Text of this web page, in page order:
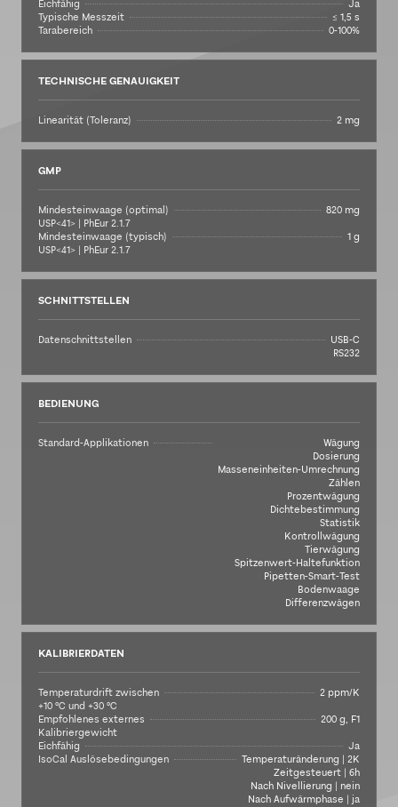
Eichfähig
Ja
Typische Messzeit
≤ 1,5 s
Tarabereich
0-100%
TECHNISCHE GENAUIGKEIT
Linearität (Toleranz) 2 mg
GMP
Mindesteinwaage (optimal)
USP<41> | PhEur 2.1.7
820 mg
Mindesteinwaage (typisch)
USP<41> | PhEur 2.1.7
1 g
SCHNITTSTELLEN
Datenschnittstellen
USB-C
RS232
BEDIENUNG
Standard-Applikationen
Wägung
Dosierung
Masseneinheiten-Umrechnung
Zählen
Prozentwägung
Dichtebestimmung
Statistik
Kontrollwägung
Tierwägung
Spitzenwert-Haltefunktion
Pipetten-Smart-Test
Bodenwaage
Differenzwägen
KALIBRIERDATEN
Temperaturdrift zwischen
+10 °C und +30 °C
2 ppm/K
Empfohlenes externes
Kalibriergewicht
200 g, F1
Eichfähig
Ja
IsoCal Auslösebedingungen
Temperaturänderung | 2K
Zeitgesteuert | 6h
Nach Nivellierung | nein
Nach Aufwärmphase | ja